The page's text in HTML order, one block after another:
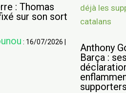
: Thomas
sur son sort
: 16/07/2026
Anthony
Barça :